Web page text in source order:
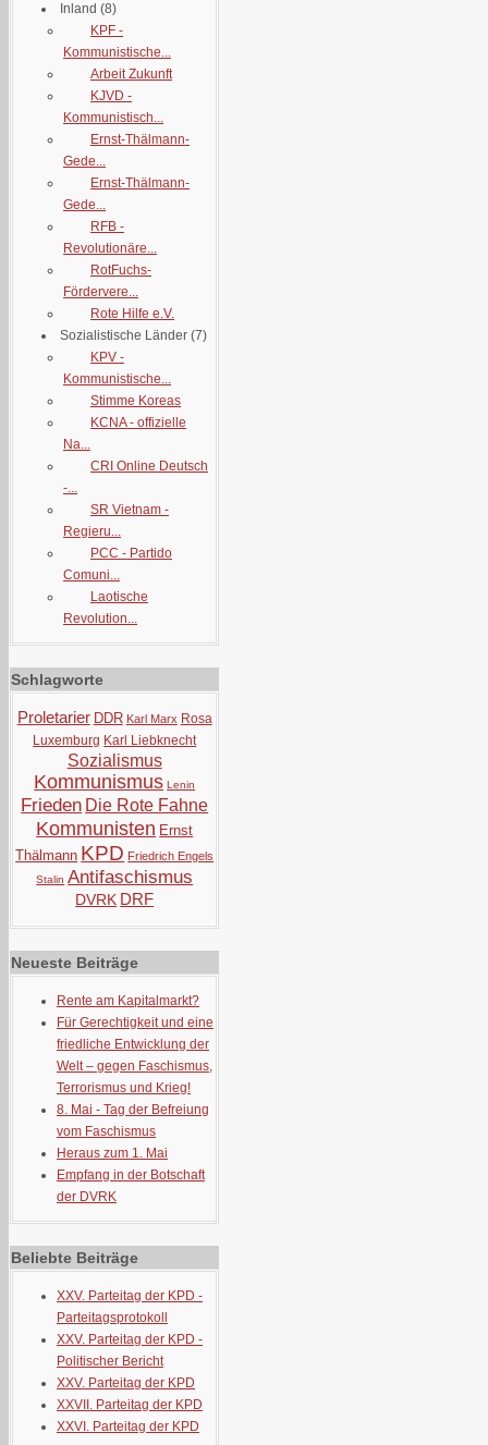
Inland (8)
KPF -
Kommunistische...
Arbeit Zukunft
KJVD -
Kommunistisch...
Ernst-Thälmann-
Gede...
Ernst-Thälmann-
Gede...
RFB -
Revolutionäre...
RotFuchs-
Fördervere...
Rote Hilfe e.V.
Sozialistische Länder (7)
KPV -
Kommunistische...
Stimme Koreas
KCNA - offizielle
Na...
CRI Online Deutsch
-...
SR Vietnam -
Regieru...
PCC - Partido
Comuni...
Laotische
Revolution...
Schlagworte
Proletarier DDR Karl Marx Rosa
Luxemburg Karl Liebknecht
Sozialismus
Kommunismus Lenin
Frieden Die Rote Fahne
Kommunisten Ernst
Thälmann KPD Friedrich Engels
Stalin Antifaschismus
DVRK DRF
Neueste Beiträge
Rente am Kapitalmarkt?
Für Gerechtigkeit und eine
friedliche Entwicklung der
Welt – gegen Faschismus,
Terrorismus und Krieg!
8. Mai - Tag der Befreiung
vom Faschismus
Heraus zum 1. Mai
Empfang in der Botschaft
der DVRK
Beliebte Beiträge
XXV. Parteitag der KPD -
Parteitagsprotokoll
XXV. Parteitag der KPD -
Politischer Bericht
XXV. Parteitag der KPD
XXVII. Parteitag der KPD
XXVI. Parteitag der KPD